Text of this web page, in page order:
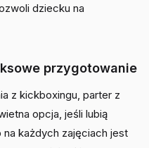
dziecku na
przygotowanie
z kickboxingu, parter z
opcja, jeśli lubią
każdych zajęciach jest